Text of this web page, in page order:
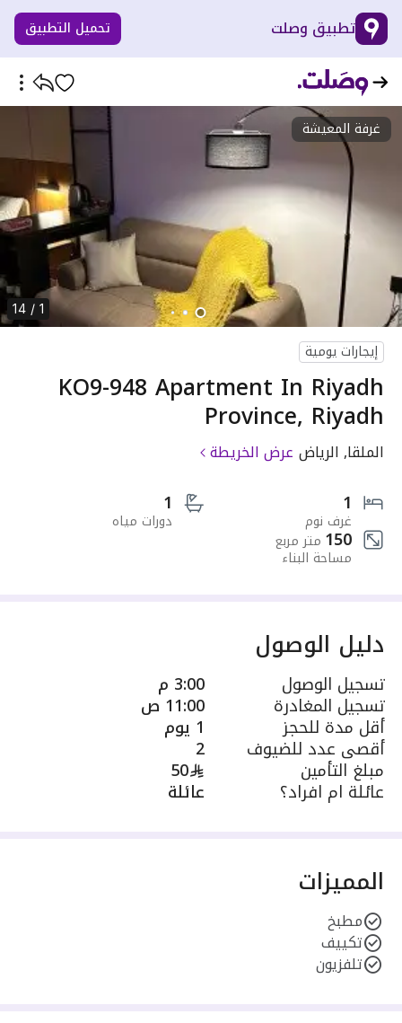
تطبيق وصلت تحميل التطبيق
غرفة المعيشة
1 / 14
إيجارات يومية
KO9-948 Apartment In Riyadh
Province, Riyadh
الملقا, الرياض عرض الخريطة
1
غرف نوم
1
دورات مياه
150 متر مربع
مساحة البناء
دليل الوصول
تسجيل الوصول 3:00 م
تسجيل المغادرة 11:00 ص
أقل مدة للحجز 1 يوم
أقصى عدد للضيوف 2
مبلغ التأمين 50
عائلة ام افراد؟ عائلة
المميزات
مطبخ
تكييف
تلفزيون